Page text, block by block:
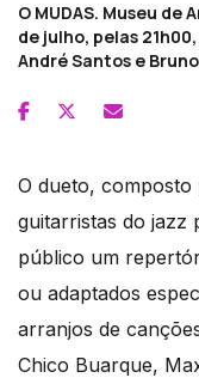
O MUDAS. Museu
de julho, pelas
André Santos e
O dueto, composto
guitarristas do jazz
público um
ou adaptados
arranjos de
Chico Buarque,